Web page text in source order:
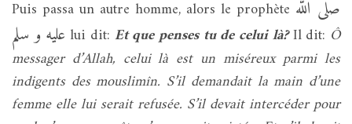
Puis passa un autre homme, alors le prophète صلى الله
عليه و سلم lui dit: Et que penses tu de celui là?Il dit: Ô
messager d’Allah, celui là est un miséreux parmi les
indigents des mouslimîn. S’il demandait la main d’une
femme elle lui serait refusée. S’il devait intercéder pour